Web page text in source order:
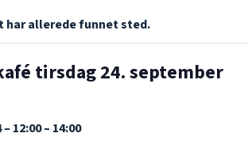
har allerede funnet sted.
tirsdag 24. september
12:00– 14:00